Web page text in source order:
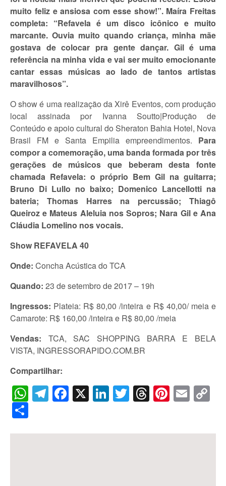
muito feliz e ansiosa com esse show!”. Maíra Freitas
completa: “Refavela é um disco icônico e muito
marcante. Ouvia muito quando criança, minha mãe
gostava de colocar pra gente dançar. Gil é uma
referência na minha vida e vai ser muito emocionante
cantar essas músicas ao lado de tantos artistas
maravilhosos”.
O show é uma realização da Xirê Eventos, com produção
local assinada por Ivanna Soutto|Produção de
Conteúdo e apoio cultural do Sheraton Bahia Hotel, Nova
Brasil FM e Santa Empilia empreendimentos. Para
compor a comemoração, uma banda formada por três
gerações de músicos que beberam desta fonte
chamada Refavela: o próprio Bem Gil na guitarra;
Bruno Di Lullo no baixo; Domenico Lancellotti na
bateria; Thomas Harres na percussão; Thiagô
Queiroz e Mateus Aleluia nos Sopros; Nara Gil e Ana
Cláudia Lomelino nos vocais.
Show REFAVELA 40
Onde: Concha Acústica do TCA
Quando: 23 de setembro de 2017 – 19h
Ingressos: Plateia: R$ 80,00 /inteira e R$ 40,00/ meia e
Camarote: R$ 160,00 /inteira e R$ 80,00 /meia
Vendas: TCA, SAC SHOPPING BARRA E BELA
VISTA, INGRESSORAPIDO.COM.BR
Compartilhar:
WhatsApp
Telegram
Facebook
X LinkedIn
Twitter
Threads